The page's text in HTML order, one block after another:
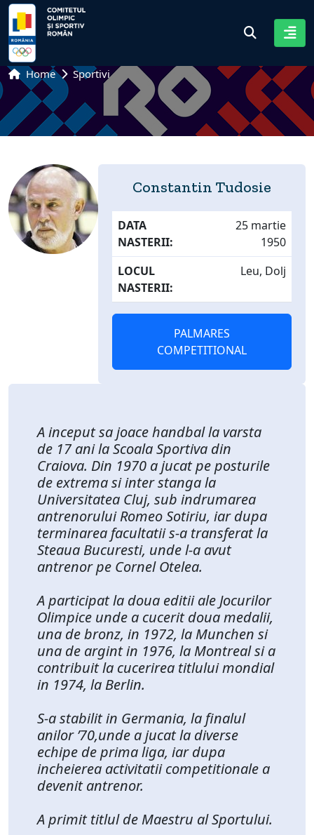
Home Sportivi
Constantin Tudosie
DATA
NASTERII:
25 martie
1950
LOCUL
NASTERII:
Leu, Dolj
PALMARES
COMPETITIONAL
A inceput sa joace handbal la varsta
de 17 ani la Scoala Sportiva din
Craiova. Din 1970 a jucat pe posturile
de extrema si inter stanga la
Universitatea Cluj, sub indrumarea
antrenorului Romeo Sotiriu, iar dupa
terminarea facultatii s-a transferat la
Steaua Bucuresti, unde l-a avut
antrenor pe Cornel Otelea.
A participat la doua editii ale Jocurilor
Olimpice unde a cucerit doua medalii,
una de bronz, in 1972, la Munchen si
una de argint in 1976, la Montreal si a
contribuit la cucerirea titlului mondial
in 1974, la Berlin.
S-a stabilit in Germania, la finalul
anilor ’70,unde a jucat la diverse
echipe de prima liga, iar dupa
incheierea activitatii competitionale a
devenit antrenor.
A primit titlul de Maestru al Sportului.